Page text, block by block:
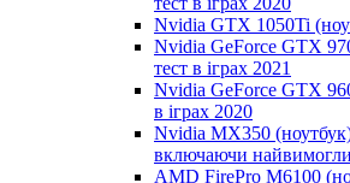
Nvidia GTX 1050Ti
Nvidia GeForce GTX
тест в іграх 2021
Nvidia GeForce GTX
в іграх 2020
Nvidia MX350 (ноутбук)
включаючи
AMD FirePro M6100